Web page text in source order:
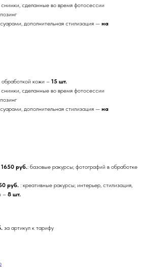
сделанные во время фотосессии
дополнительная стилизация — на
обработкой кожи – 15 шт.
сделанные во время фотосессии
дополнительная стилизация — на
руб.: базовые ракурсы; фотографий в обработке
руб. : креативные ракурсы; интерьер, стилизация,
– 8 шт.
за артикул к тарифу